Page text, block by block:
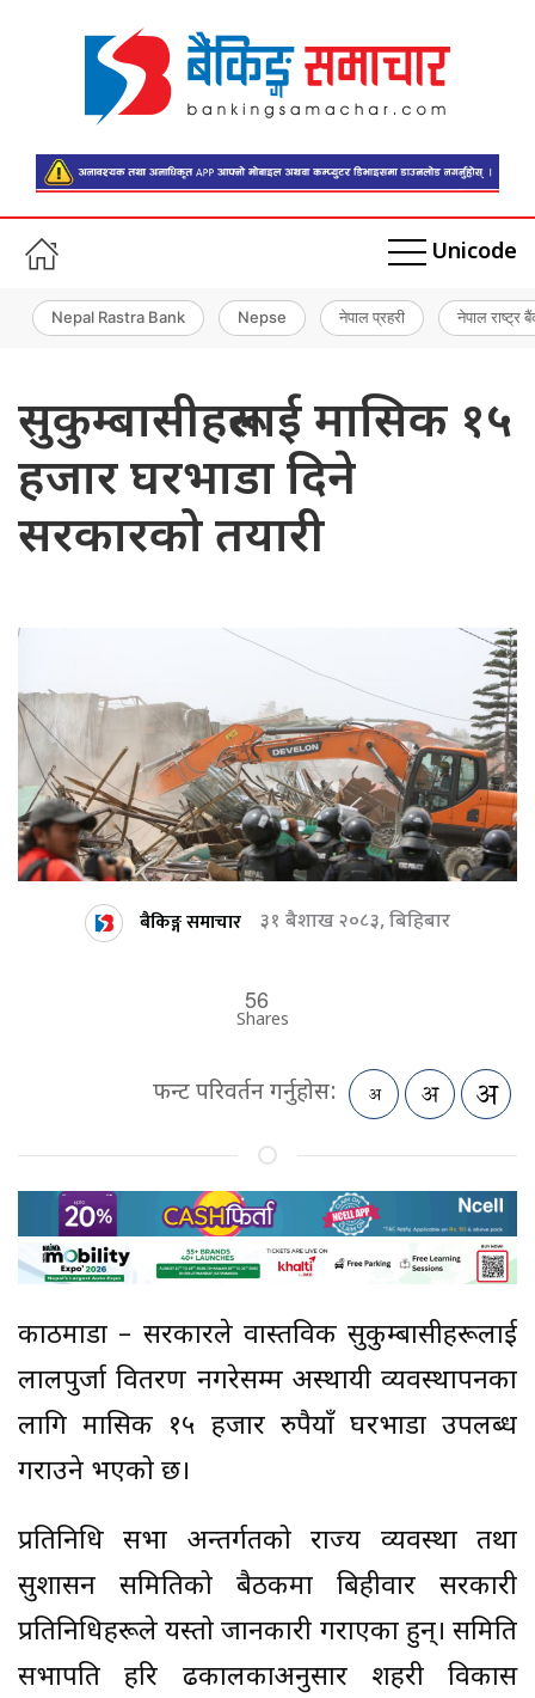
Unicode
Nepal Rastra Bank Nepse नेपाल प्रहरी नेपाल राष्ट्र
सुकुम्बासीहरूलाई मासिक १५
हजार घरभाडा दिने
सरकारको तयारी
बैकिङ्ग समाचार ३१ बैशाख २०८३, बिहिबार
56
Shares
फन्ट परिवर्तन गर्नुहोस:
काठमाडौं – सरकारले वास्तविक सुकुम्बासीहरूलाई
लालपुर्जा वितरण नगरेसम्म अस्थायी व्यवस्थापनका
लागि मासिक १५ हजार रुपैयाँ घरभाडा उपलब्ध
गराउने भएको छ।
प्रतिनिधि सभा अन्तर्गतको राज्य व्यवस्था तथा
सुशासन समितिको बैठकमा बिहीवार सरकारी
प्रतिनिधिहरूले यस्तो जानकारी गराएका हुन्। समिति
सभापति हरि ढकालकाअनुसार शहरी विकास